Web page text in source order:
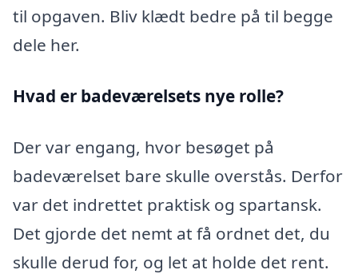
til opgaven. Bliv klædt bedre på til begge
dele her.
Hvad er badeværelsets nye rolle?
Der var engang, hvor besøget på
badeværelset bare skulle overstås. Derfor
var det indrettet praktisk og spartansk.
Det gjorde det nemt at få ordnet det, du
skulle derud for, og let at holde det rent.